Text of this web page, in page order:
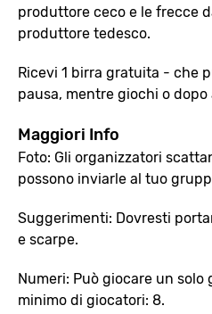
produttore ceco e le frecce
produttore tedesco.
Ricevi 1 birra gratuita - che
pausa, mentre giochi o dopo
Maggiori Info
Foto: Gli organizzatori
possono inviarle al tuo
Suggerimenti: Dovresti
e scarpe.
Numeri: Può giocare un
minimo di giocatori: 8.